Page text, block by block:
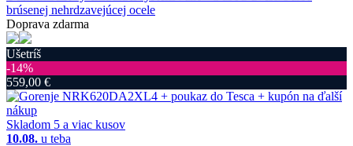
brúsenej nehrdzavejúcej ocele
Doprava zdarma
Ušetríš
‐14%
559,00 €
Skladom 5 a viac kusov
10.08. u teba